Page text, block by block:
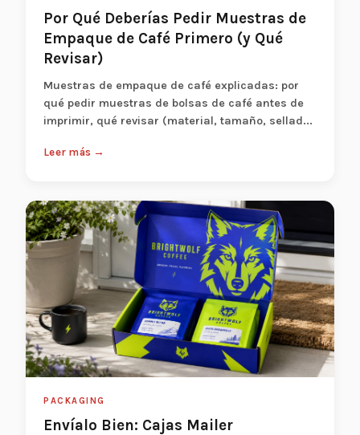
Por Qué Deberías Pedir Muestras de
Empaque de Café Primero (y Qué
Revisar)
Muestras de empaque de café explicadas: por
qué pedir muestras de bolsas de café antes de
imprimir, qué revisar (material, tamaño, sellad...
Leer más →
PACKAGING
Envíalo Bien: Cajas Mailer